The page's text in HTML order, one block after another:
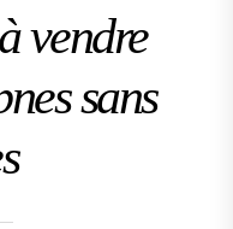
vendre
sans